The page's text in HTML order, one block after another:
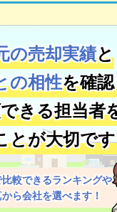
の売却実績と
の相性を確
きる担当者
とが大切で
較できるランキングや
ら会社を選べます！